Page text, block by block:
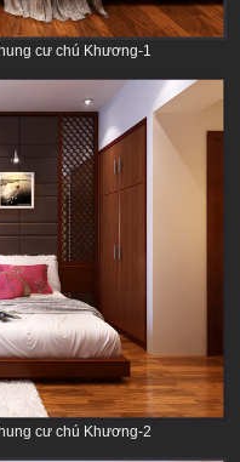
cư chú Khương-1
cư chú Khương-2